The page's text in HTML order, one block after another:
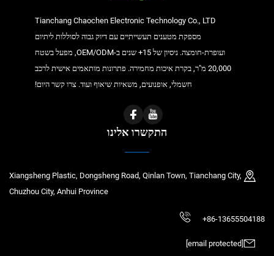
Tianchang Chaochen Electronic Technology Co., LTD
מספקת מטענים תעשייתיים עם דיוק גבוה לסוללות ליתיום
ועופרת-חומצה. ניסיון של 15+ שנים ב-OEM/ODM, מפעל בשטח
20,000 מ"ר, בקרת איכות מחמירה. פתרונות מותאמים אישית לרכב
חשמלי, אופנועים, משאיות שיאוף ועוד. צרו קשר היום!
התקשרו אלינו
Xiangsheng Plastic, Dongsheng Road, Qinlan Town, Tianchang City,
Chuzhou City, Anhui Province
+86-13655504188